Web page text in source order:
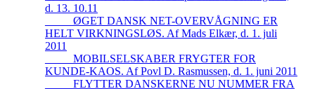
d. 13. 10.11
_____ØGET DANSK NET-OVERVÅGNING ER
HELT VIRKNINGSLØS. Af Mads Elkær, d. 1. juli
2011
_____MOBILSELSKABER FRYGTER FOR
KUNDE-KAOS. Af Povl D. Rasmussen, d. 1. juni 2011
_____FLYTTER DANSKERNE NU NUMMER FRA